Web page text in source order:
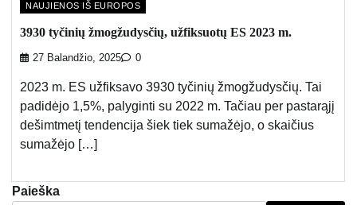
NAUJIENOS IŠ EUROPOS
3930 tyčinių žmogžudysčių, užfiksuotų ES 2023 m.
27 Balandžio, 2025 0
2023 m. ES užfiksavo 3930 tyčinių žmogžudysčių. Tai
padidėjo 1,5%, palyginti su 2022 m. Tačiau per pastarąjį
dešimtmetį tendencija šiek tiek sumažėjo, o skaičius
sumažėjo […]
Paieška